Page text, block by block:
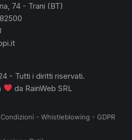
74 - Trani (BT)
- Tutti i diritti riservati.
da RainWeb SRL
- Whistleblowing - GDPR